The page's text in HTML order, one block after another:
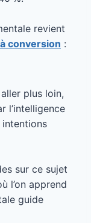
revient
conversion :
plus loin,
l’intelligence
sur ce sujet
l’on apprend
guide